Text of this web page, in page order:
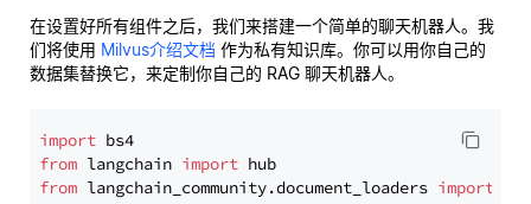
在设置好所有组件之后，我们来搭建一个简单的聊天机器人。我
们将使用 Milvus介绍文档 作为私有知识库。你可以用你自己的
数据集替换它，来定制你自己的 RAG 聊天机器人。
import
from langchain import
from langchain_community.document_loaders import